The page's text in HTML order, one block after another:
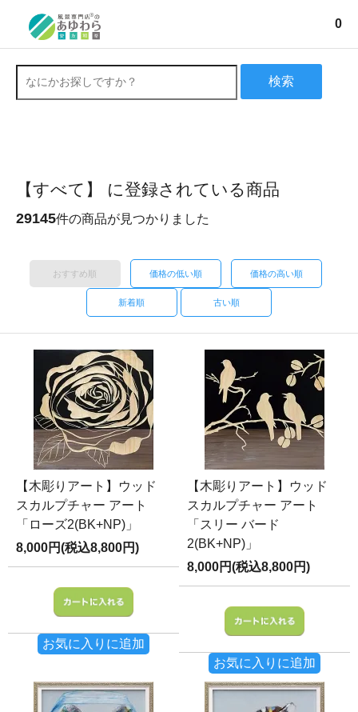
0
検索
【すべて】 に登録されている商品
29145件の商品が見つかりました
おすすめ順 価格の低い順 価格の高い順
新着順 古い順
【木彫りアート】ウッド
スカルプチャー アート
「ローズ2(BK+NP)」
8,000円(税込8,800円)
お気に入りに追加
【木彫りアート】ウッド
スカルプチャー アート
「スリー バード
2(BK+NP)」
8,000円(税込8,800円)
お気に入りに追加